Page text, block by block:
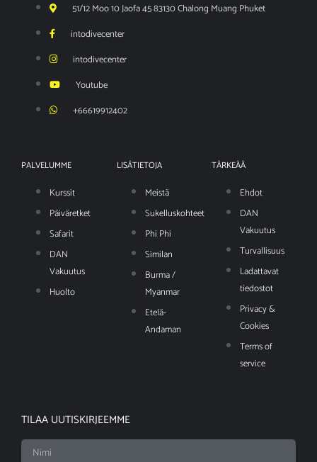
51/12 Moo 10 Jaofa 45 83130 Chalong Muang Phuket
intodivecenter
intodivecenter
Youtube
+66619912402
PALVELUMME
Kurssit
Päiväretket
Safarit
DAN
Vakuutus
Huolto
LISÄTIETOJA
Meistä
Sukelluskohteet
Phi Phi
Similan
Burma /
Myanmar
Etelä-
Andaman
TÄRKEÄÄ
Ehdot
DAN
Vakuutus
Turvallisuus
Ladattavat
tiedostot
Privacy &
Cookies
Terms of
service
TILAA UUTISKIRJEEMME